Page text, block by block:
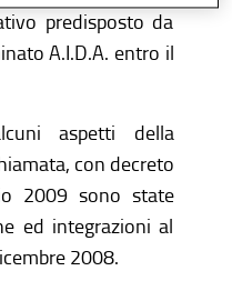
predisposto da
A.I.D.A. entro il
aspetti della
con decreto
2009 sono state
ed integrazioni al
2008.